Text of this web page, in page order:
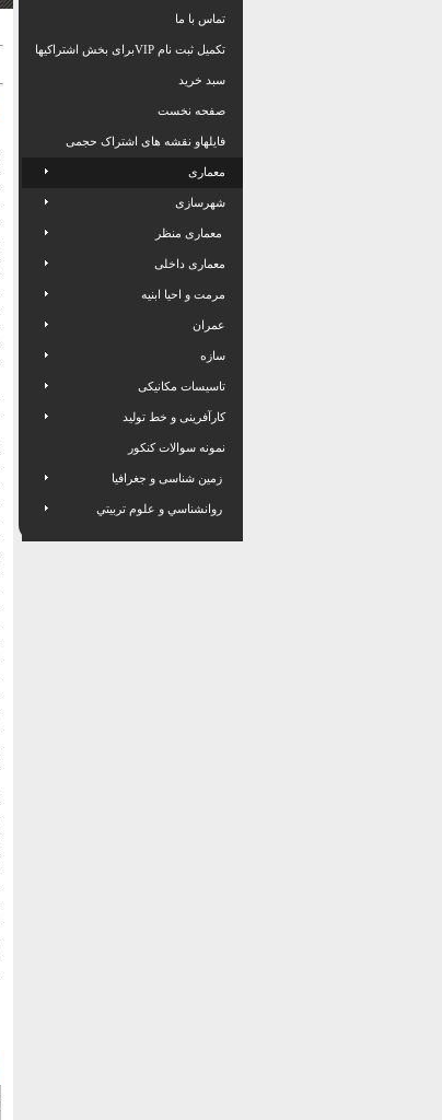
تماس با ما
تکمیل ثبت نام VIPبرای بخش اشتراکیها
سبد خرید
صفحه نخست
فایلهاو نقشه های اشتراک حجمی
معماری
شهرسازی
معماری منظر
معماری داخلی
مرمت و احیا ابنیه
عمران
سازه
تاسیسات مکانیکی
کارآفرینی و خط تولید
نمونه سوالات کنکور
زمین شناسی و جغرافیا
روانشناسي و علوم تربيتي